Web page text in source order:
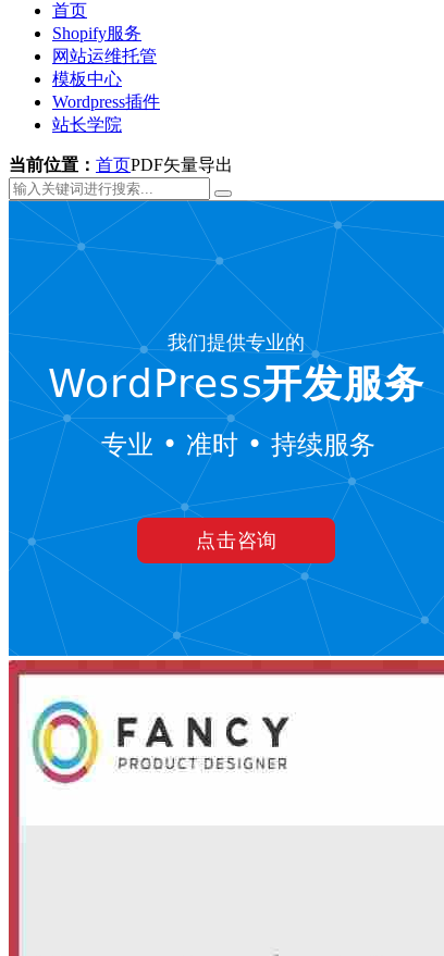
首页
Shopify服务
网站运维托管
模板中心
Wordpress插件
站长学院
当前位置： 首页PDF矢量导出